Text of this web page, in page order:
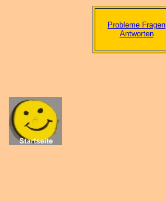
Probleme Fragen
Antworten